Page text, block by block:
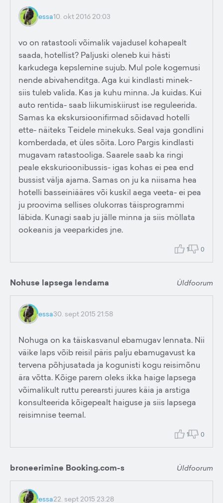
essa10. okt 2016 20:03
vo on ratastooli võimalik vajadusel kohapealt
saada, hotellist? Paljuski oleneb kui hästi
karkudega kepslemine sujub. Mul pole kogemusi
nende abivahenditga. Aga kui kindlasti minek-
siis tuleb valida. Kas ja kuhu minna. Ja kuidas. Kui
auto rentida- saab liikumiskiirust ise reguleerida.
Samas ka ekskursioonifirmad sõidavad hotelli
ette- näiteks Teidele minekuks. Seal vaja gondlini
komberdada, et üles sõita. Loro Pargis kindlasti
mugavam ratastooliga. Saarele saab ka ringi
peale ekskurioonibussis- igas kohas ei pea end
bussist välja ajama. Samas on ju ka niisama hea
hotelli basseiniääres või kuskil aega veeta- ei pea
ju proovima sellises olukorras täisprogrammi
läbida. Kunagi saab ju jälle minna ja siis möllata
ookeanis ja veeparkides jne.
1 0
Nohuse lapsega lendama Üldfoorum
essa30. sept 2015 21:58
Nohuga on ka täiskasvanul ebamugav lennata. Nii
väike laps võib reisil päris palju ebamugavust ka
tervena põhjusatada ja kogunisti kogu reisimõnu
ära võtta. Kõige parem oleks ikka haige lapsega
võimalikult ruttu perearsti juures käia ja arstiga
konsulteerida kõigepealt haiguse ja siis lapsega
reisimnise teemal.
1 0
broneerimine Booking.com-s Üldfoorum
essa22. sept 2015 23:28